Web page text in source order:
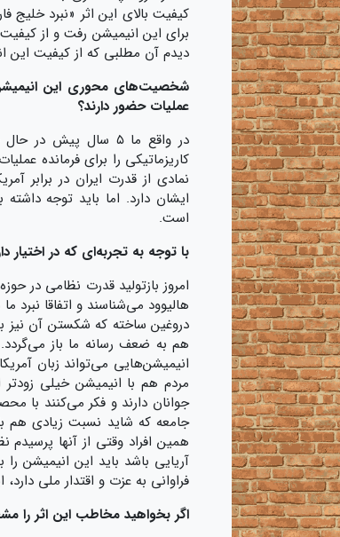
برای این انیمیشن رفت و از
دیدم آن مطلبی که از کیفیت این
شخصیت‌های محوری این انیمیشن
عملیات حضور دارند؟
در واقع ما ۵ سال
کاریزماتیکی را برای فرمانده
نمادی از قدرت ایران در برابر
ایشان دارد. اما باید توجه
است.
با توجه به تجربه‌ای که در اختیار
امروز بازتولید قدرت نظامی در
هالیوود می‌شناسند و اتفاقا نبرد
دروغین ساخته که شکستن آن نیز
هم به ضعف رسانه ما باز
انیمیشن‌هایی می‌تواند زبان
مردم هم با انیمیشن خیلی زودتر
جوانان دارند و فکر می‌کنند با
جامعه که شاید نسبت زیادی هم
همین افراد وقتی از آنها
آریایی باشد باید این انیمیشن
فراوانی به عزت و اقتدار ملی
اگر بخواهید مخاطب این اثر را